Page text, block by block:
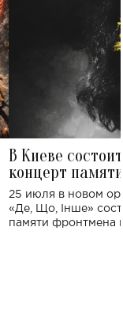
В Киеве
концерт
Клименко:
исполнят песни
25 июля в новом
«Де, Що, Інше»
памяти фронтмена